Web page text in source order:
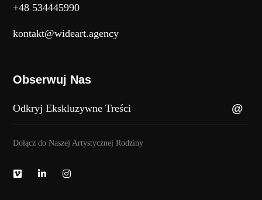
+48 534445990
kontakt@wideart.agency
Obserwuj Nas
Dołącz do Naszej Artystycznej Rodziny